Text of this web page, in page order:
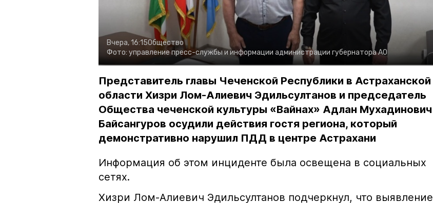
Вчера, 16:15Общество
Фото: управление пресс-службы и информации администрации губернатора АО
Представитель главы Чеченской Республики в Астраханской
области Хизри Лом-Алиевич Эдильсултанов и председатель
Общества чеченской культуры «Вайнах» Адлан Мухадинович
Байсангуров осудили действия гостя региона, который
демонстративно нарушил ПДД в центре Астрахани
Информация об этом инциденте была освещена в социальных
сетях.
Хизри Лом-Алиевич Эдильсултанов подчеркнул, что выявление